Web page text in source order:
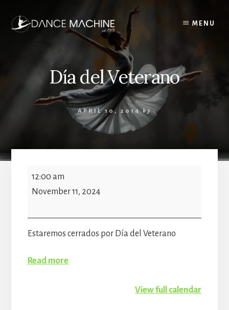
content
MENU
Día del Veterano
APRIL 10, 2014 by
Día
del
12:00 am
November 11, 2024
Estaremos cerrados por Día del Veterano
Read more
View full calendar